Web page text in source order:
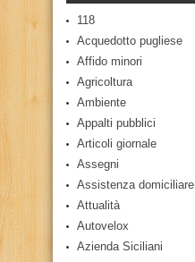
118
Acquedotto pugliese
Affido minori
Agricoltura
Ambiente
Appalti pubblici
Articoli giornale
Assegni
Assistenza domiciliare
Attualità
Autovelox
Azienda Siciliani